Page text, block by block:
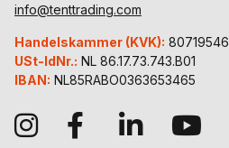
info@tenttrading.com
Handelskammer (KVK): 80719546
USt-IdNr.: NL 86.17.73.743.B01
IBAN: NL85RABO0363653465